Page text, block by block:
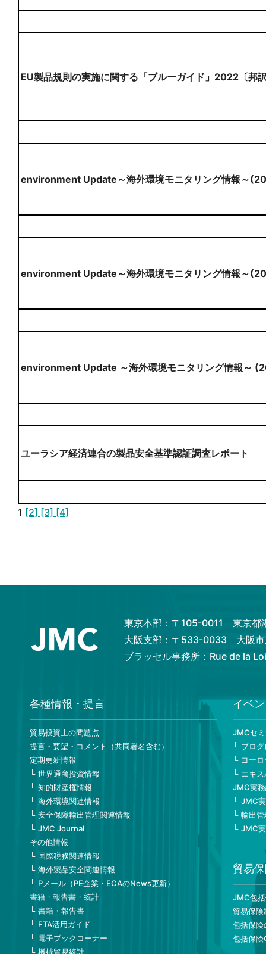
EU製品規則の実施に関する「ブルーガイド」2022〔邦
environment Update～海外環境モニタリング情報～
environment Update～海外環境モニタリング情報～
environment Update ～海外環境モニタリング情報～
ユーラシア経済連合の製品安全基準認証調査レポート
1 [2] [3] [4]
東京本部：〒105-0011 東京都
大阪支部：〒533-0033 大阪市
ブラッセル事務所：Rue de la
各種情報・提言
貿易投資上の問題点
提言・要望・コメント（共同署名含む）
定期更新情報
世界通商投資情報
知的財産権情報
海外環境関連情報
安全保障輸出管理関連情報
JMC Journal
その他情報
国際税務関連情報
海外製品安全関連情報
Pメール（PE企業・ECAのNews更新）
書籍・報告書・統計
書籍・報告書
FTA活用ガイド
電子ブックコーナー
機械貿易統計
イベ
JMCセ
プロ
ヨー
エキ
JMC実
JMC
輸出
JMC
貿易
JMC包
貿易保険
包括保険
包括保険